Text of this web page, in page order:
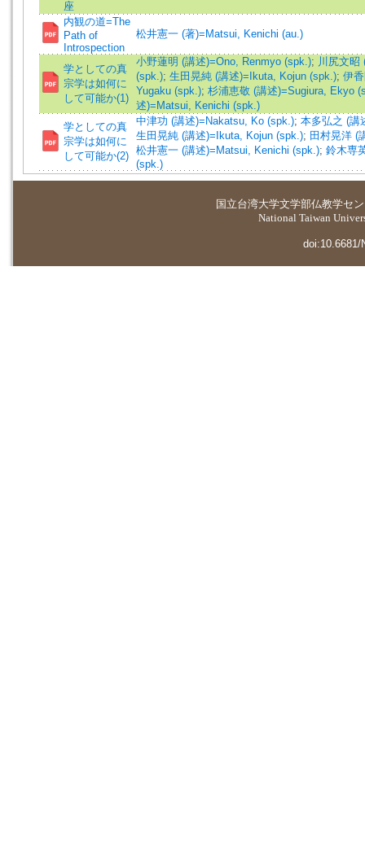
座
内観の道=The
Path of
Introspection
松井憲一 (著)=Matsui, Kenichi (au.)
学としての真
宗学は如何に
して可能か(1)
小野蓮明 (講述)=Ono, Renmyo (spk.); 川尻文昭
(spk.); 生田晃純 (講述)=Ikuta, Kojun (spk.); 伊
Yugaku (spk.); 杉浦恵敬 (講述)=Sugiura, Ekyo
述)=Matsui, Kenichi (spk.)
学としての真
宗学は如何に
して可能か(2)
中津功 (講述)=Nakatsu, Ko (spk.); 本多弘之 (講
生田晃純 (講述)=Ikuta, Kojun (spk.); 田村晃洋 (
松井憲一 (講述)=Matsui, Kenichi (spk.); 鈴木専
(spk.)
国立台湾大学文学部仏教学セ
National Taiwan
doi:10.6681/